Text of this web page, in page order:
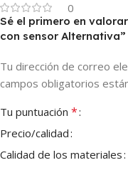
0
Sé el primero en
con sensor Alternativa”
Tu dirección de correo
campos obligatorios
Tu puntuación *
Precio/calidad
Calidad de los materiales